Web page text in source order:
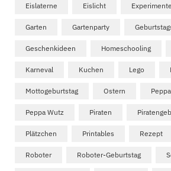
Eislaterne Eislicht Experimente
Garten Gartenparty
Geschenkideen Homeschooling
Karneval Kuchen Lego
Mottogeburtstag Ostern
Peppa Wutz Piraten
Plätzchen Printables Rezept
Roboter Roboter-Geburtstag